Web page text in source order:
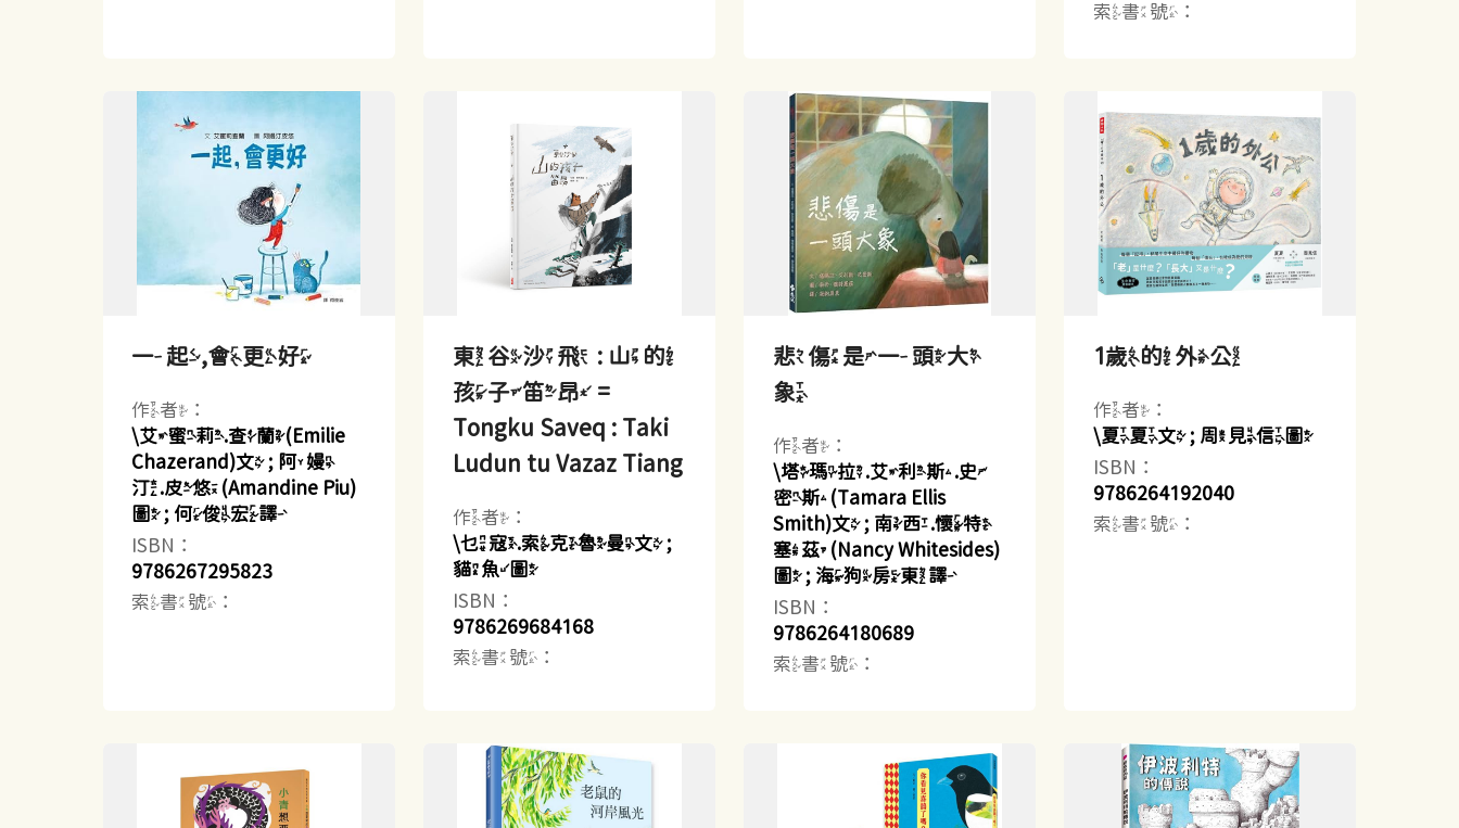
索書號：
一起,會更好
作者：
\艾蜜莉.查蘭(Emilie
Chazerand)文 ; 阿嫚
汀.皮悠(Amandine Piu)
圖 ; 何俊宏譯
ISBN：
9786267295823
索書號：
東谷沙飛 : 山的
孩子笛昂 =
Tongku Saveq : Taki
Ludun tu Vazaz Tiang
作者：
\乜寇.索克魯曼文 ;
貓魚圖
ISBN：
9786269684168
索書號：
悲傷是一頭大
象
作者：
\塔瑪拉.艾利斯.史
密斯(Tamara Ellis
Smith)文 ; 南西.懷特
塞茲(Nancy Whitesides)
圖 ; 海狗房東譯
ISBN：
9786264180689
索書號：
1歲的外公
作者：
\夏夏文 ; 周見信圖
ISBN：
9786264192040
索書號：